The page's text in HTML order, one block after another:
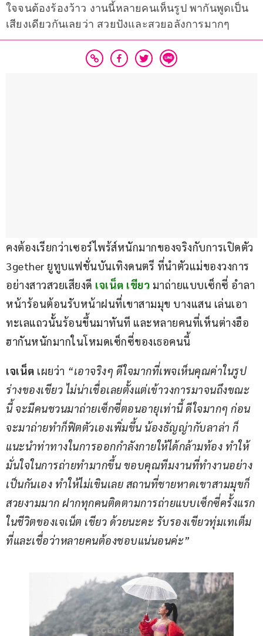
ใจจนต้องร้องว้าว งานนี้หลายคนเห็นรูป พากันพูดเป็น
เสียงเดียวกันเลยว่า สวยปังและสวยอลังการมากๆ
คงต้องเรียกว่าเซอร์ไพร้ส์หนักมากของจริงกับการเปิดตัว
3gether ยูทูบแฟชั่นบันเทิงดนตรี ที่นำตัวแม่ของวงการ
อย่างสาวสวยเสียงดี เจเน็ต เขียว มาถ่ายแบบเซ็กซี่ อำลา
หน้าร้อนต้อนรับหน้าฝนที่เขาสามมุข บางแสน เล่นเอา
ทะเลแถวนั้นร้อนขึ้นมาทันที และหลายคนที่เห็นต่างฮือ
ฮากันหนักมากในโหมดเซ็กซี่ของเธอคนนี้
เจเน็ต เผยว่า “เอาจริงๆ ดีใจมากที่เพจเห็นคุณค่าในรูป
ร่างของเขียว ไม่น่าเชื่อเลยตั้งแต่เข้าวงการมาจนถึงขณะ
นี้ จะมีคนชวนมาถ่ายเซ็กซี่ตอนอายุเท่านี้ ดีใจมากๆ ก่อน
จะมาถ่ายทำก็ฟิตตัวเองเพิ่มขึ้น น้องธัญญ่ากับลาล่า ก็
แนะนำท่าทางในการออกกำลังกายให้ได้กล้ามท้อง ทำให้
มั่นใจในการถ่ายทำมากขึ้น ขอบคุณทีมงานที่ทำงานอย่าง
เป็นกันเอง ทำให้ไม่เขินเลย สถานที่ชายหาดเขาสามมุขก็
สวยงามมาก ฝากทุกคนติดตามการถ่ายแบบเซ็กซี่ครั้งแรก
ในชีวิตของเจเน็ต เขียว ด้วยนะคะ รับรองเขียวทุ่มเทเต็ม
ที่และเชื่อว่าหลายคนต้องชอบแน่นอนค่ะ”